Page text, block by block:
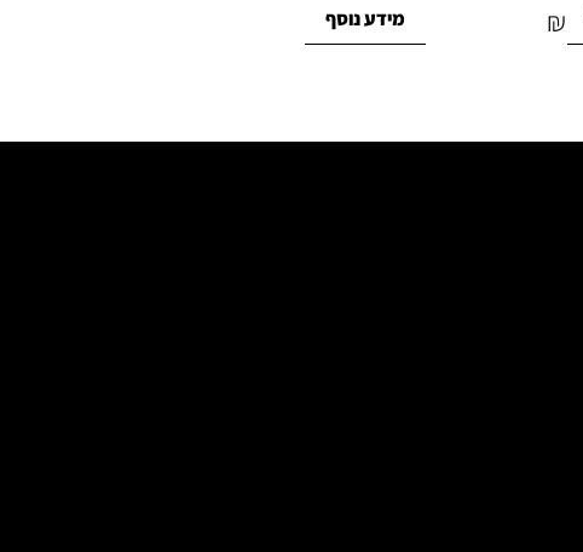
₪ מידע נוסף